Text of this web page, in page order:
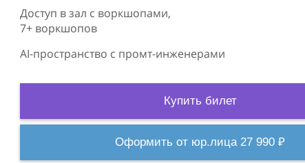
Доступ в зал с воркшопами,
7+ воркшопов
AI-пространство с промт-инженерами
Купить билет
Оформить от юр.лица 27 990 ₽